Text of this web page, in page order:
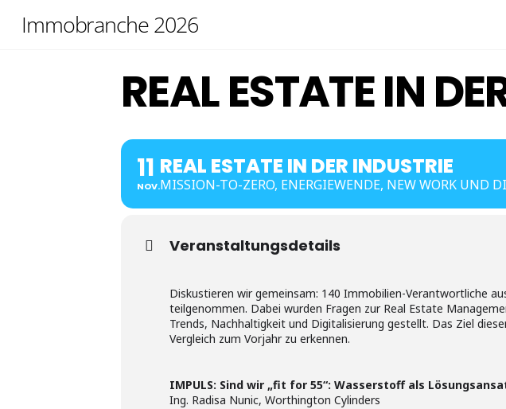
Immobranche 2026
REAL ESTATE IN
11
NOV.
REAL ESTATE IN DER INDUSTRIE
MISSION-TO-ZERO, ENERGIEWENDE, NEW WORK UND
Veranstaltungsdetails
Diskustieren wir gemeinsam: 140 Immobilien-Verantwortliche
teilgenommen. Dabei wurden Fragen zur Real Estate
Trends, Nachhaltigkeit und Digitalisierung gestellt. Das Ziel
Vergleich zum Vorjahr zu erkennen.
IMPULS: Sind wir „fit for 55“: Wasserstoff als
Ing. Radisa Nunic, Worthington Cylinders